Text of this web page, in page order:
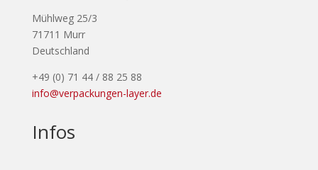
Mühlweg 25/3
71711 Murr
Deutschland
+49 (0) 71 44 / 88 25 88
info@verpackungen-layer.de
Infos